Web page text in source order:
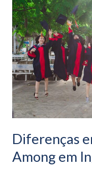
Diferenças
Among em
entre
Between
e
Among
em
Inglês